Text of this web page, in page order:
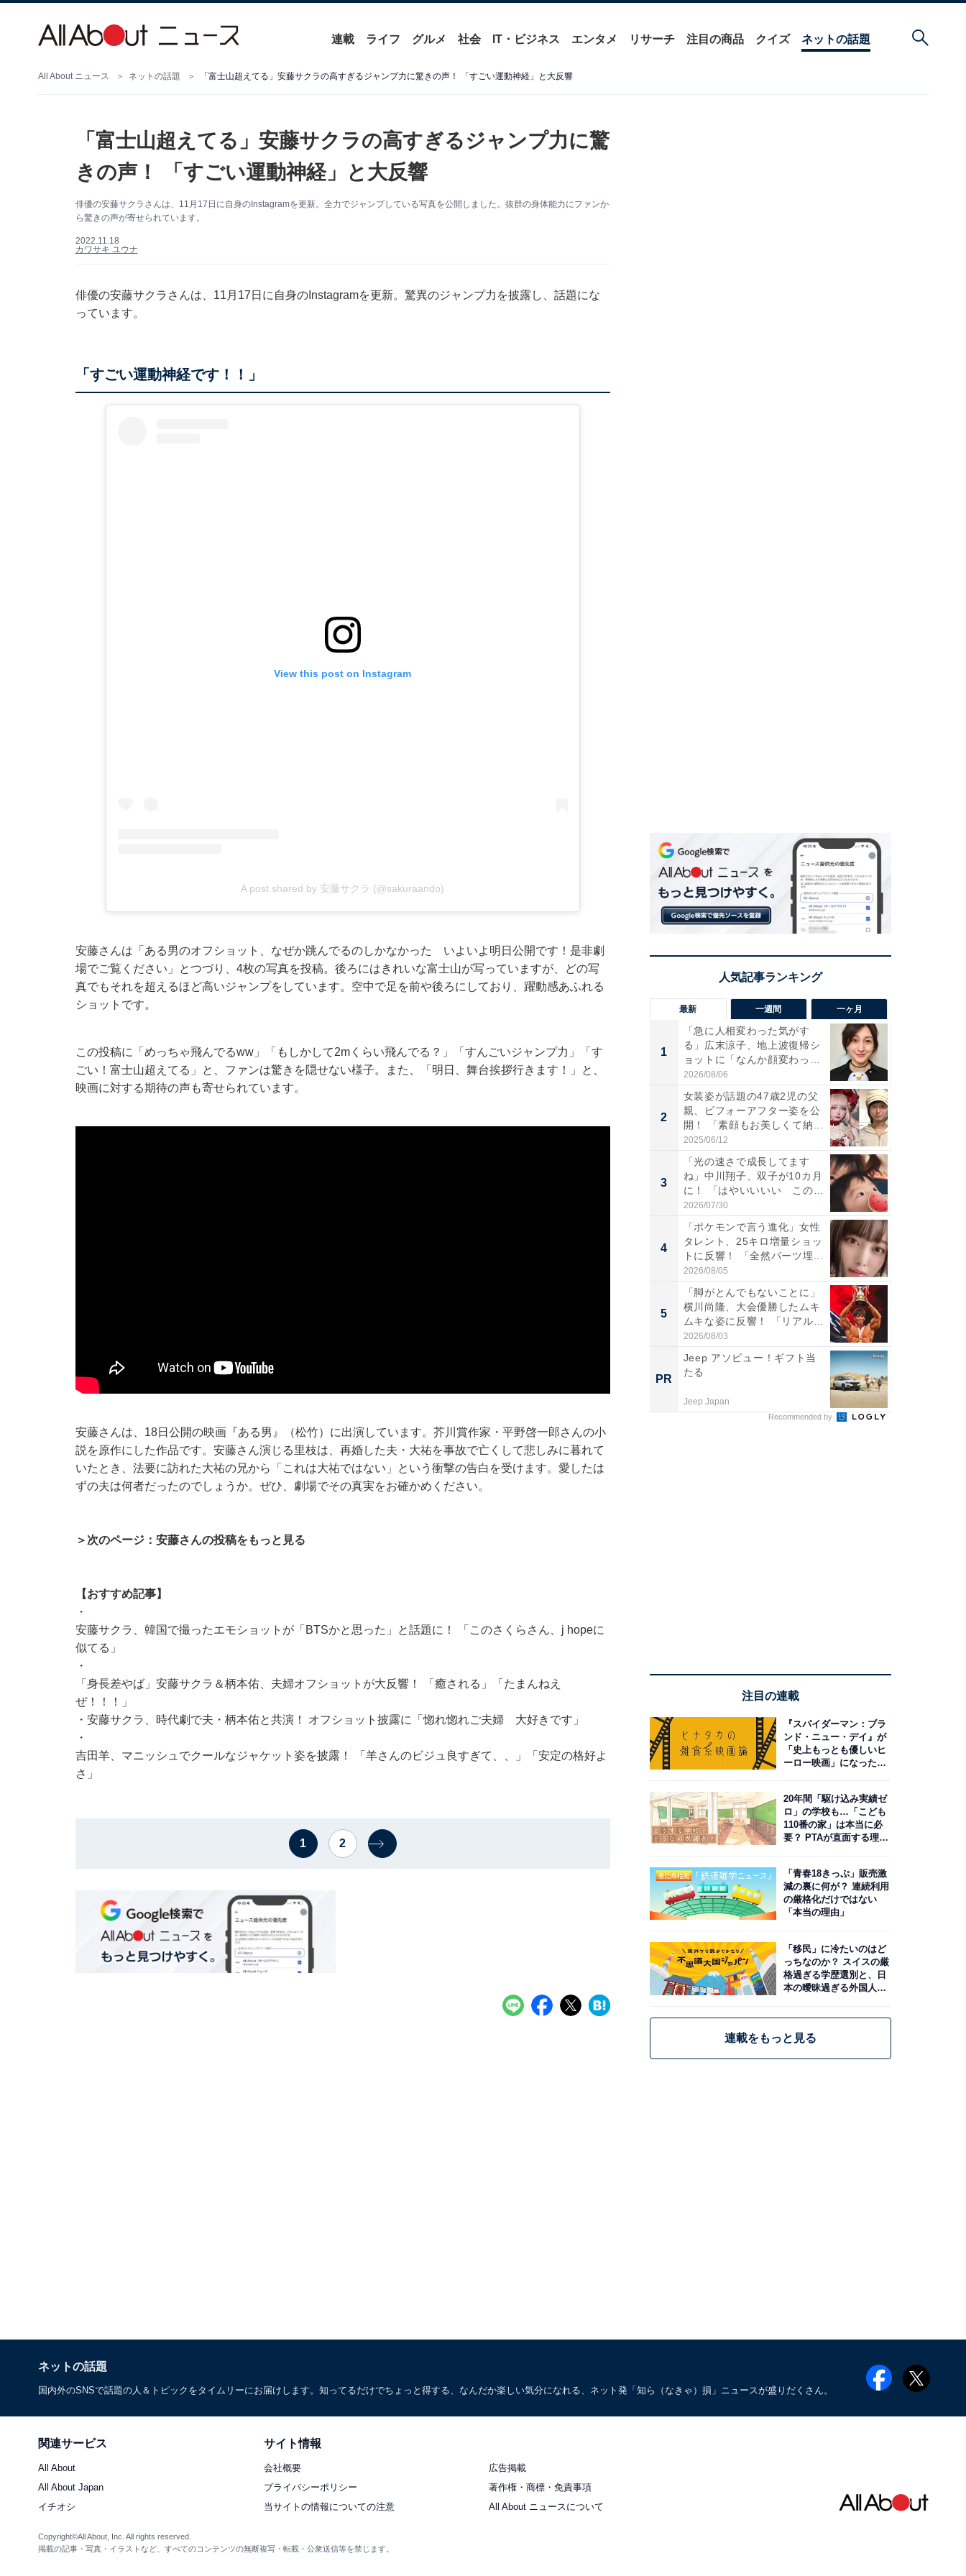
連載 ライフ グルメ 社会 IT・ビジネス エンタメ リサーチ 注目の商品 クイズ ネットの話題
All About ニュース ネットの話題 「富士山超えてる」安藤サクラの高すぎるジャンプ力に驚きの声！ 「すごい運動神経」と大反響
「富士山超えてる」安藤サクラの高すぎるジャンプ力に驚
きの声！ 「すごい運動神経」と大反響
俳優の安藤サクラさんは、11月17日に自身のInstagramを更新。全力でジャンプしている写真を公開しました。抜群の身体能力にファンか
ら驚きの声が寄せられています。
2022.11.18
カワサキ ユウナ
俳優の安藤サクラさんは、11月17日に自身のInstagramを更新。驚異のジャンプ力を披露し、話題にな
っています。
「すごい運動神経です！！」
View this post on Instagram
A post shared by 安藤サクラ (@sakuraando)
安藤さんは「ある男のオフショット、なぜか跳んでるのしかなかった いよいよ明日公開です！是非劇
場でご覧ください」とつづり、4枚の写真を投稿。後ろにはきれいな富士山が写っていますが、どの写
真でもそれを超えるほど高いジャンプをしています。空中で足を前や後ろにしており、躍動感あふれる
ショットです。
この投稿に「めっちゃ飛んでるww」「もしかして2mくらい飛んでる？」「すんごいジャンプ力」「す
ごい！富士山超えてる」と、ファンは驚きを隠せない様子。また、「明日、舞台挨拶行きます！」と、
映画に対する期待の声も寄せられています。
安藤さんは、18日公開の映画『ある男』（松竹）に出演しています。芥川賞作家・平野啓一郎さんの小
説を原作にした作品です。安藤さん演じる里枝は、再婚した夫・大祐を事故で亡くして悲しみに暮れて
いたとき、法要に訪れた大祐の兄から「これは大祐ではない」という衝撃の告白を受けます。愛したは
ずの夫は何者だったのでしょうか。ぜひ、劇場でその真実をお確かめください。
＞次のページ：安藤さんの投稿をもっと見る
【おすすめ記事】
・
安藤サクラ、韓国で撮ったエモショットが「BTSかと思った」と話題に！ 「このさくらさん、j hopeに
似てる」
・
「身長差やば」安藤サクラ＆柄本佑、夫婦オフショットが大反響！ 「癒される」「たまんねえ
ぜ！！！」
・ 安藤サクラ、時代劇で夫・柄本佑と共演！ オフショット披露に「惚れ惚れご夫婦 大好きです」
・
吉田羊、マニッシュでクールなジャケット姿を披露！ 「羊さんのビジュ良すぎて、、」「安定の格好よ
さ」
1 2
最新 一週間 一ヶ月
1
「急に人相変わった気がす
る」広末涼子、地上波復帰シ
ョットに「なんか顔変わっ
た」の...
2026/08/06
2
女装姿が話題の47歳2児の父
親、ビフォーアフター姿を公
開！ 「素顔もお美しくて納...
2025/06/12
3
「光の速さで成長してます
ね」中川翔子、双子が10カ月
に！ 「はやいいいい この
前...
2026/07/30
4
「ポケモンで言う進化」女性
タレント、25キロ増量ショッ
トに反響！ 「全然パーツ埋...
2026/08/05
5
「脚がとんでもないことに」
横川尚隆、大会優勝したムキ
ムキな姿に反響！ 「リアル
刃...
2026/08/03
PR
Jeep アソビュー！ギフト当
たる
Jeep Japan
Recommended by
注目の連載
『スパイダーマン：ブラ
ンド・ニュー・デイ』が
「史上もっとも優しいヒ
ーロー映画」になった理
20年間「駆け込み実績ゼ
ロ」の学校も…「こども
110番の家」は本当に必
要？ PTAが直面する理想
「青春18きっぷ」販売激
減の裏に何が？ 連続利用
の厳格化だけではない
「本当の理由」
「移民」に冷たいのはど
っちなのか？ スイスの厳
格過ぎる学歴選別と、日
本の曖昧過ぎる外国人政
連載をもっと見る
ネットの話題
国内外のSNSで話題の人＆トピックをタイムリーにお届けします。知ってるだけでちょっと得する、なんだか楽しい気分になれる、ネット発「知ら（なきゃ）損」ニュースが盛りだくさん。
関連サービス
All About
All About Japan
イチオシ
サイト情報
会社概要
広告掲載
プライバシーポリシー
著作権・商標・免責事項
当サイトの情報についての注意
All About ニュースについて
Copyright©All About, Inc. All rights reserved.
掲載の記事・写真・イラストなど、すべてのコンテンツの無断複写・転載・公衆送信等を禁じます。